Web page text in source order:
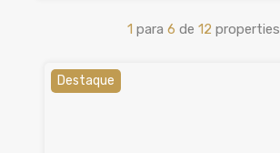
1 para 6 de 12 properties
Destaque